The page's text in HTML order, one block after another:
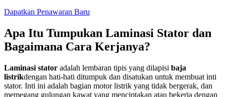
Dapatkan Penawaran Baru
Apa Itu Tumpukan Laminasi Stator dan
Bagaimana Cara Kerjanya?
Laminasi stator adalah lembaran tipis yang dilapisi baja
listrikdengan hati-hati ditumpuk dan disatukan untuk membuat inti
stator. Inti ini adalah bagian motor listrik yang tidak bergerak, dan
memegang gulungan kawat yang menciptakan atau bekerja dengan